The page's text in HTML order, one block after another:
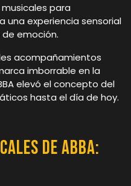
para
una experiencia sensorial
emoción.
acompañamientos
imborrable en la
elevó el concepto del
hasta el día de hoy.
de ABBA: